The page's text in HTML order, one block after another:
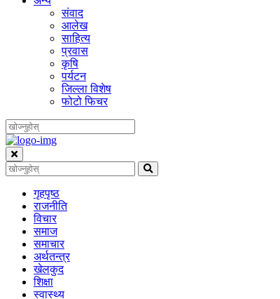
संवाद
आलेख
साहित्य
प्रवास
कृषि
पर्यटन
जिल्ला विशेष
फोटो फिचर
गृहपृष्‍ठ
राजनीति
विचार
समाज
समाचार
अर्थतन्त्र
खेलकुद
शिक्षा
स्वास्थ्य